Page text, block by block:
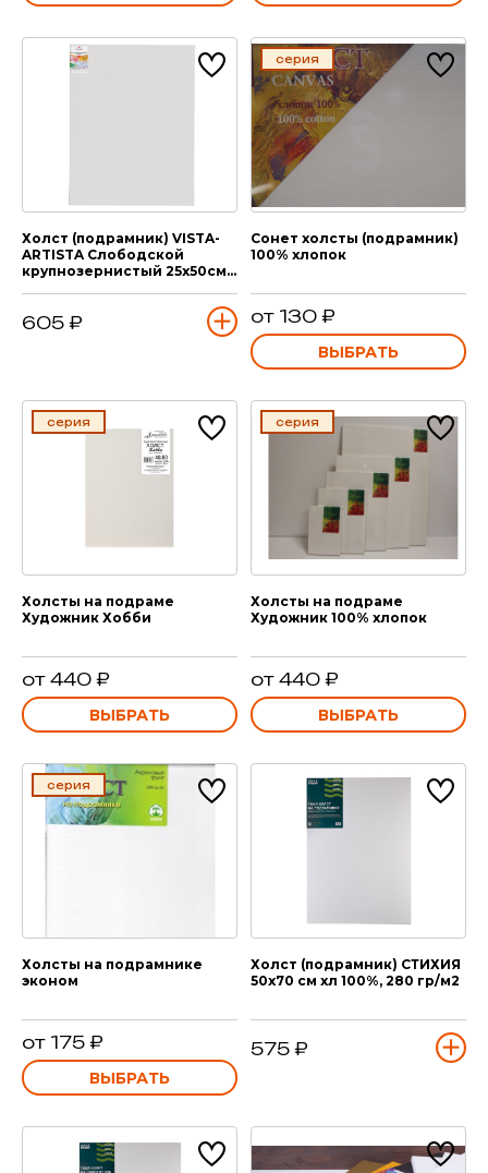
Холст (подрамник) VISTA-
ARTISTA Слободской
крупнозернистый 25х50см
605 ₽
серия
Сонет холсты (подрамник)
100% хлопок
от 130 ₽
ВЫБРАТЬ
серия
Холсты на подраме
Художник Хобби
от 440 ₽
ВЫБРАТЬ
серия
Холсты на подраме
Художник 100% хлопок
от 440 ₽
ВЫБРАТЬ
серия
Холсты на подрамнике
эконом
от 175 ₽
ВЫБРАТЬ
Холст (подрамник) СТИХИЯ
50х70 см хл 100%, 280 гр/м2
575 ₽